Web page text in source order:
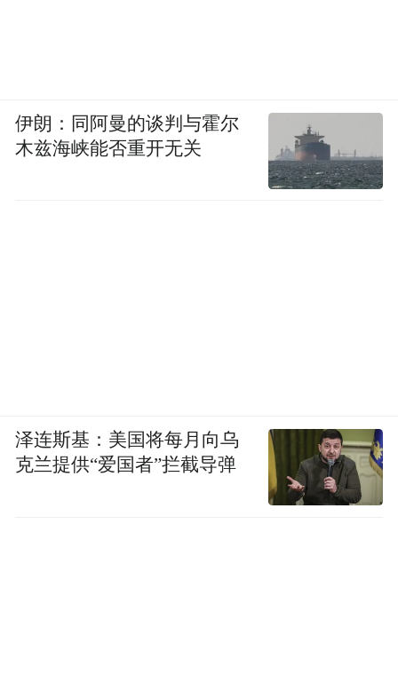
伊朗：同阿曼的谈判与霍尔
木兹海峡能否重开无关
泽连斯基：美国将每月向乌
克兰提供“爱国者”拦截导弹